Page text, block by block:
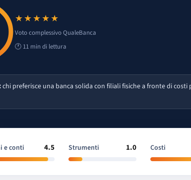
★★★★★
Voto 4.2 su 5
Voto complessivo QualeBanca
🕐 11 min di lettura
chi preferisce una banca solida con filiali fisiche a fronte di costi
e conti 4.5 Strumenti 1.0 Costi